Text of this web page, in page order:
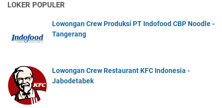
LOKER POPULER
Lowongan Crew Produksi PT Indofood CBP Noodle -
Tangerang
Lowongan Crew Restaurant KFC Indonesia -
Jabodetabek